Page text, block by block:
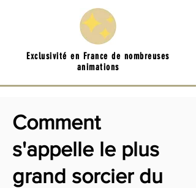
Exclusivité en France de nombreuses
animations
Comment
s'appelle le plus
grand sorcier du